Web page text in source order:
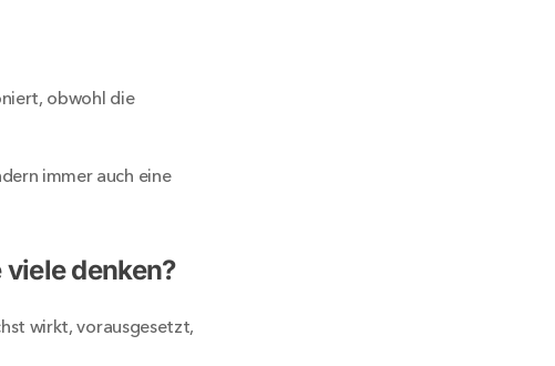
obwohl die
immer auch eine
denken?
wirkt, vorausgesetzt,